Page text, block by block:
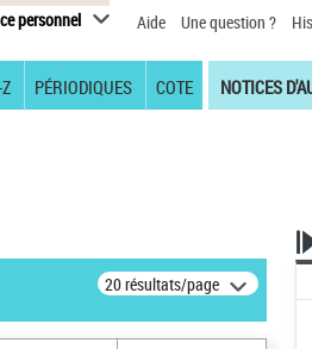
personnel Aide Une question ?
PÉRIODIQUES COTE NOTICES
20 résultats/page